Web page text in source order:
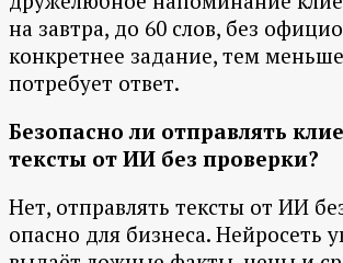
на завтра, до 60 слов, без
конкретнее задание, тем
потребует ответ.
Безопасно ли отправлять
тексты от ИИ без проверки?
Нет, отправлять тексты от ИИ
опасно для бизнеса. Нейросеть